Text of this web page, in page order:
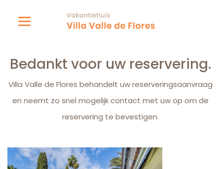
Bedankt voor uw reservering.
Villa Valle de Flores behandelt uw reserveringsaanvraag
en neemt zo snel mogelijk contact met uw op om de
reservering te bevestigen.